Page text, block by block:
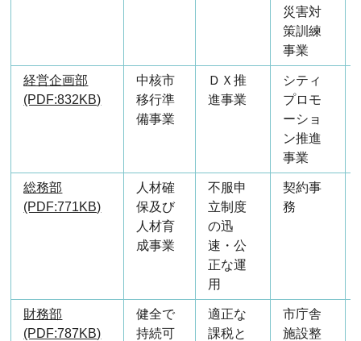
災害対
策訓練
事業
経営企画部
(PDF:832KB)
中核市
移行準
備事業
ＤＸ推
進事業
シティ
プロモ
ーショ
ン推進
事業
総務部
(PDF:771KB)
人材確
保及び
人材育
成事業
不服申
立制度
の迅
速・公
正な運
用
契約事
務
財務部
(PDF:787KB)
健全で
持続可
適正な
課税と
市庁舎
施設整